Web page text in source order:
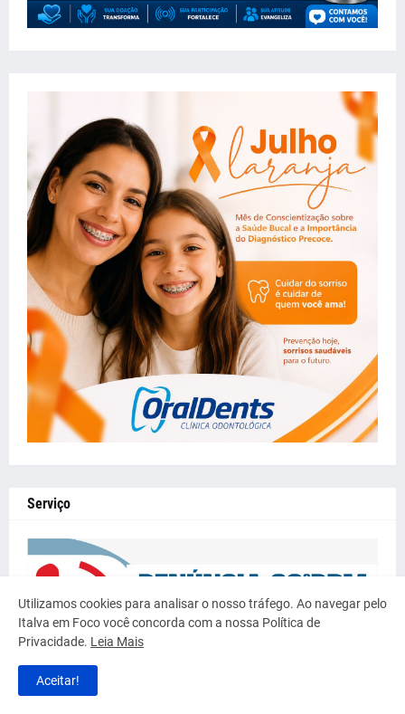
Serviço
Utilizamos cookies para analisar o nosso tráfego. Ao navegar pelo
Italva em Foco você concorda com a nossa Política de
Privacidade. Leia Mais
Aceitar!